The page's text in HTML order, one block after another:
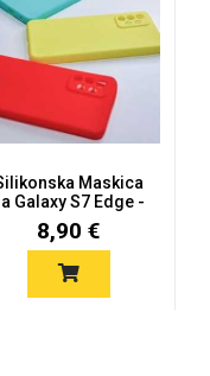
Maskica
Galaxy S7 Edge -
Više Bo...
8,90 €
motivi
Stihovi